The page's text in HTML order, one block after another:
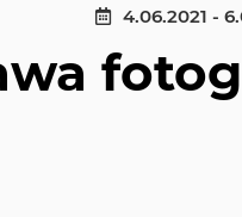
4.06.2021 -